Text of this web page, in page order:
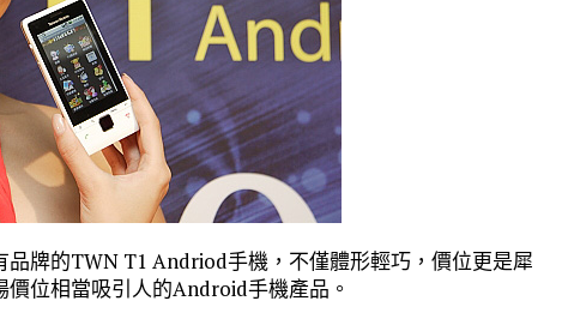
牌的TWN T1 Andriod手機，不僅體形輕巧，價位更是犀
位相當吸引人的Android手機產品。